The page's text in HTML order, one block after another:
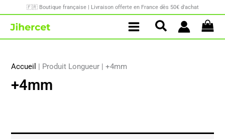
au
contenu
🇫🇷 Boutique française | Livraison offerte en France dès 50€ d'achat
Accueil | Produit Longueur |+4mm
+4mm